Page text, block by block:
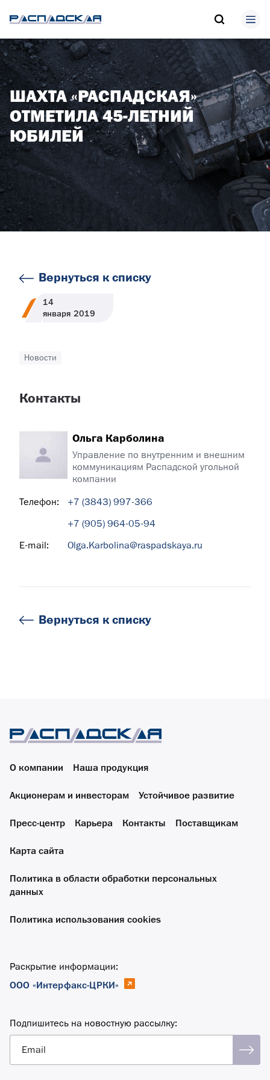
ШАХТА «РАСПАДСКАЯ»
ОТМЕТИЛА 45-ЛЕТНИЙ
ЮБИЛЕЙ
Вернуться к списку
14
января 2019
Новости
Контакты
Ольга Карболина
Управление по внутренним и внешним
коммуникациям Распадской угольной
компании
Телефон:
+7 (3843) 997-366
+7 (905) 964-05-94
E-mail:
Olga.Karbolina@raspadskaya.ru
Вернуться к списку
О компании Наша продукция
Акционерам и инвесторам Устойчивое развитие
Пресс-центр Карьера Контакты Поставщикам
Карта сайта
Политика в области обработки персональных
данных
Политика использования cookies
Раскрытие информации:
ООО «Интерфакс-ЦРКИ»
Подпишитесь на новостную рассылку:
Email